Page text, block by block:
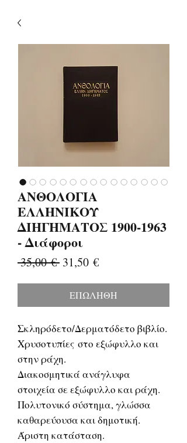
ΑΝΘΟΛΟΓΙΑ
ΕΛΛΗΝΙΚΟΥ
ΔΙΗΓΗΜΑΤΟΣ 1900-1963
- Διάφοροι
35,00 € Κανονική
31,50 €Τιμή
ΕΠΩΛΗΘΗ
Σκληρόδετο/Δερματόδετο βιβλίο.
Χρυσοτυπίες στο εξώφυλλο και
στην ράχη.
Διακοσμητικά ανάγλυφα
στοιχεία σε εξώφυλλο και ράχη.
Πολυτονικό σύστημα, γλώσσα
καθαρεύουσα και δημοτική.
Άριστη κατάσταση.